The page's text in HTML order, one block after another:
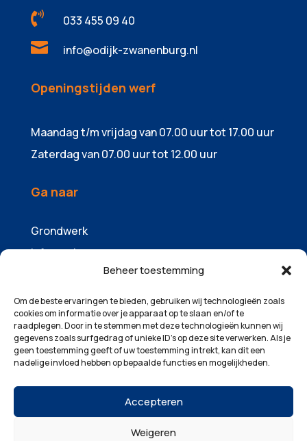
Beheer toestemming
Om de beste ervaringen te bieden, gebruiken wij technologieën zoals
cookies om informatie over je apparaat op te slaan en/of te
raadplegen. Door in te stemmen met deze technologieën kunnen wij
gegevens zoals surfgedrag of unieke ID's op deze site verwerken. Als je
geen toestemming geeft of uw toestemming intrekt, kan dit een
nadelige invloed hebben op bepaalde functies en mogelijkheden.
Accepteren
Weigeren
 033 455 09 40
 info@odijk-zwanenburg.nl
Openingstijden werf
Maandag t/m vrijdag van 07.00 uur tot 17.00 uur
Zaterdag van 07.00 uur tot 12.00 uur
Ga naar
Grondwerk
Infrawerk
Containers & zandhandel
Machinepark
Over ons
Projecten
Contact